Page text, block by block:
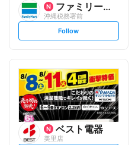
ファミリーマート
沖縄税務署前
s
l
o
w
Follow
ベスト電器
美里店